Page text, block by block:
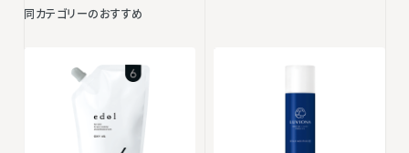
同カテゴリーのおすすめ